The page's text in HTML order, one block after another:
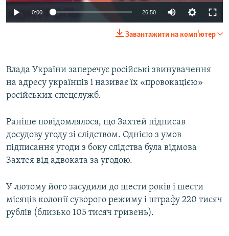
0:00 26:50
Завантажити на комп'ютер
Влада України заперечує російські звинувачення
на адресу українців і називає їх «провокацією»
російських спецслужб.
Раніше повідомлялося, що Захтей підписав
досудову угоду зі слідством. Однією з умов
підписання угоди з боку слідства була відмова
Захтея від адвоката за угодою.
У лютому його засудили до шести років і шести
місяців колонії суворого режиму і штрафу 220 тисяч
рублів (близько 105 тисяч гривень).